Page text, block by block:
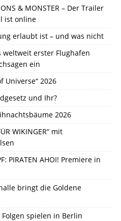
& MONSTER – Der Trailer
ist online
erlaubt ist – und was nicht
weltweit erster Flughafen
ein
Universe“ 2026
und Ihr?
2026
WIKINGER“ mit
PIRATEN AHOI! Premiere in
bringt die Goldene
Folgen spielen in Berlin